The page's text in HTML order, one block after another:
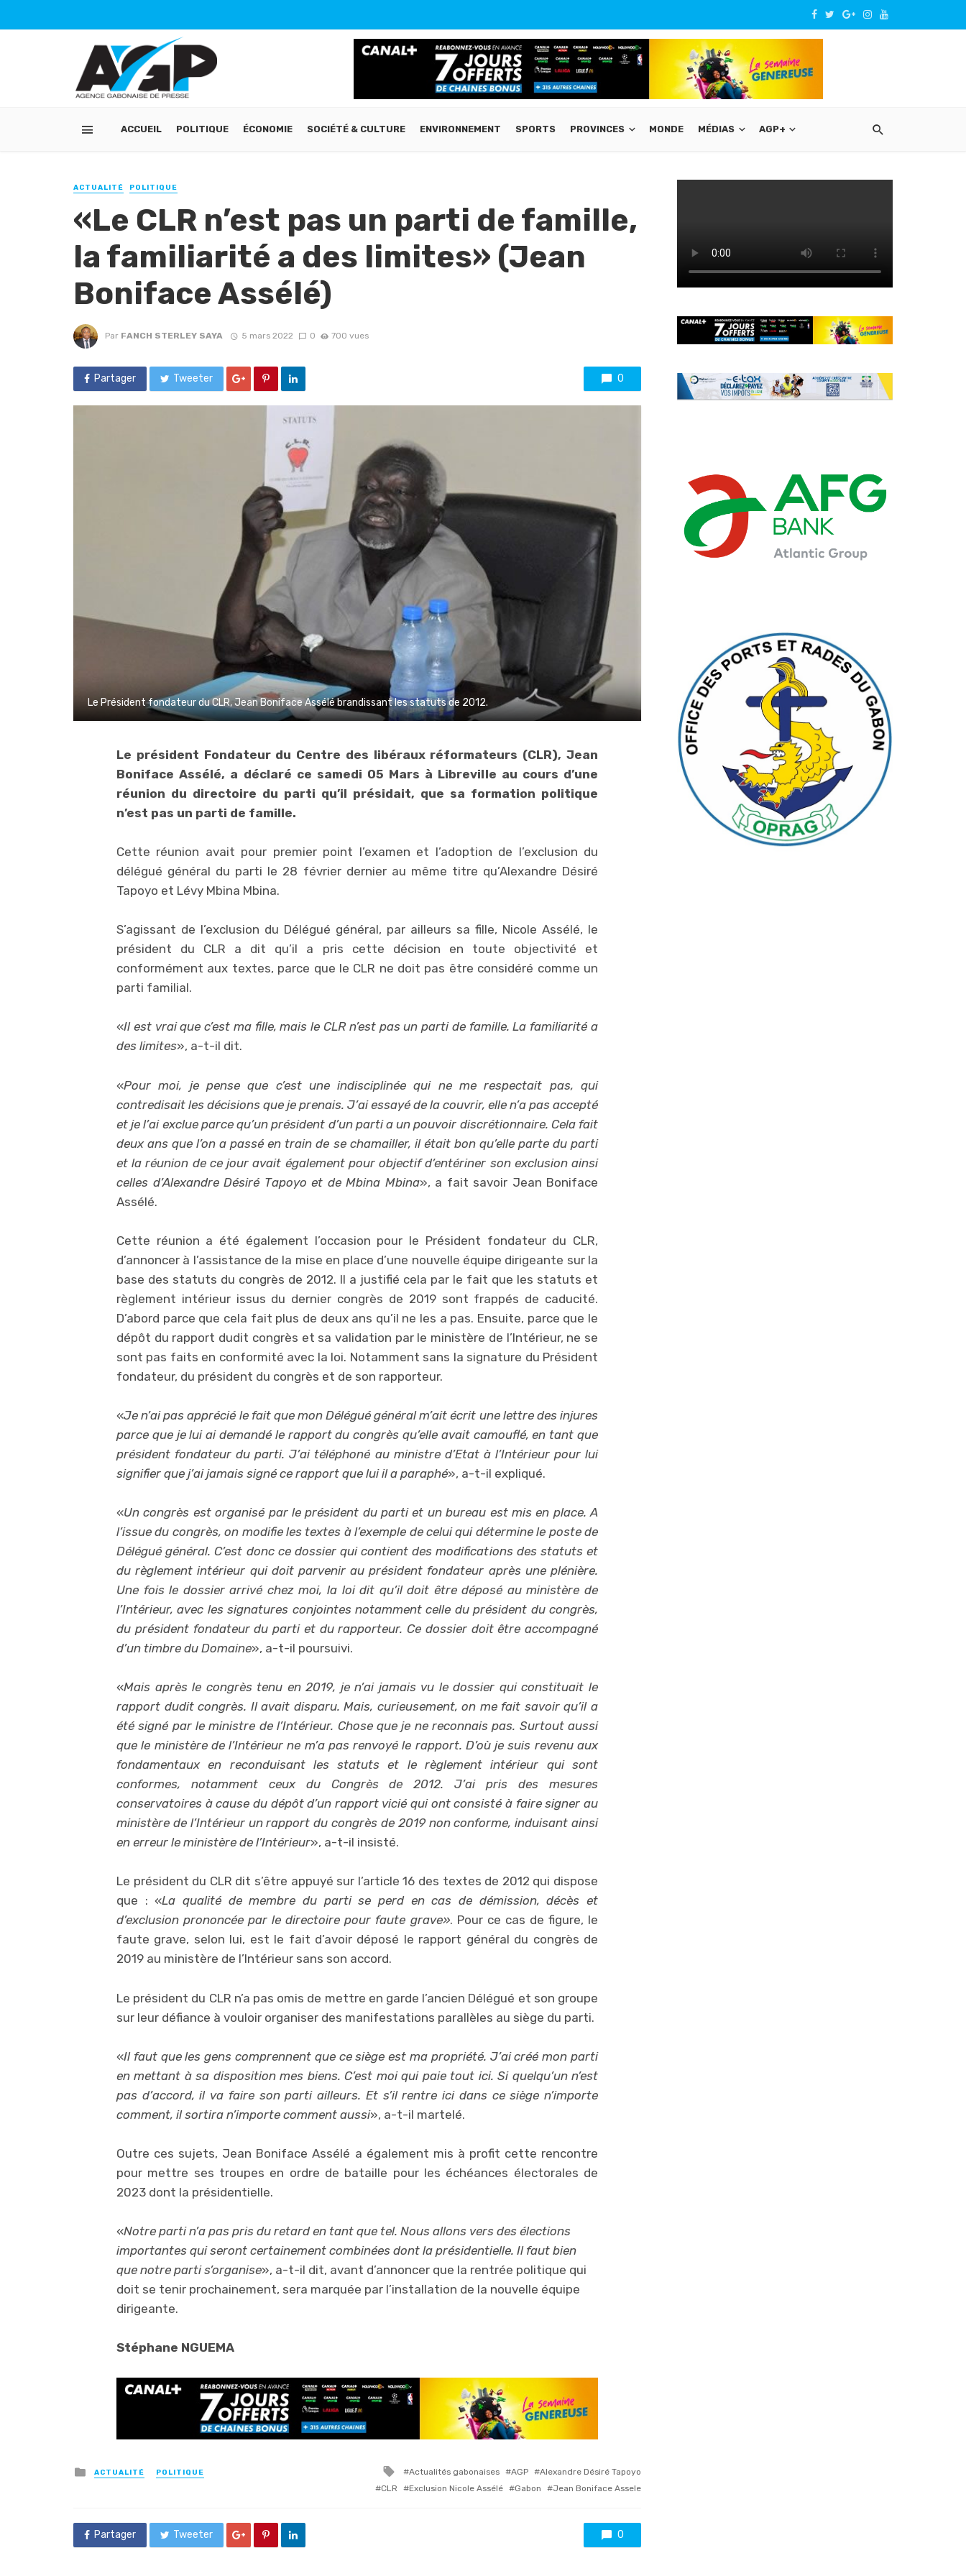
ACCUEIL POLITIQUE ÉCONOMIE SOCIÉTÉ & CULTURE ENVIRONNEMENT SPORTS PROVINCES MONDE MÉDIAS AGP+
ACTUALITÉ POLITIQUE
«Le CLR n’est pas un parti de famille,
la familiarité a des limites» (Jean
Boniface Assélé)
Par FANCH STERLEY SAYA 5 mars 2022 0 700 vues
Partager Tweeter 0
Le Président fondateur du CLR, Jean Boniface Assélé brandissant les statuts de 2012.
Le président Fondateur du Centre des libéraux réformateurs (CLR), Jean
Boniface Assélé, a déclaré ce samedi 05 Mars à Libreville au cours d’une
réunion du directoire du parti qu’il présidait, que sa formation politique
n’est pas un parti de famille.
Cette réunion avait pour premier point l’examen et l’adoption de l’exclusion du
délégué général du parti le 28 février dernier au même titre qu’Alexandre Désiré
Tapoyo et Lévy Mbina Mbina.
S’agissant de l’exclusion du Délégué général, par ailleurs sa fille, Nicole Assélé, le
président du CLR a dit qu’il a pris cette décision en toute objectivité et
conformément aux textes, parce que le CLR ne doit pas être considéré comme un
parti familial.
«Il est vrai que c’est ma fille, mais le CLR n’est pas un parti de famille. La familiarité a
des limites», a-t-il dit.
«Pour moi, je pense que c’est une indisciplinée qui ne me respectait pas, qui
contredisait les décisions que je prenais. J’ai essayé de la couvrir, elle n’a pas accepté
et je l’ai exclue parce qu’un président d’un parti a un pouvoir discrétionnaire. Cela fait
deux ans que l’on a passé en train de se chamailler, il était bon qu’elle parte du parti
et la réunion de ce jour avait également pour objectif d’entériner son exclusion ainsi
celles d’Alexandre Désiré Tapoyo et de Mbina Mbina», a fait savoir Jean Boniface
Assélé.
Cette réunion a été également l’occasion pour le Président fondateur du CLR,
d’annoncer à l’assistance de la mise en place d’une nouvelle équipe dirigeante sur la
base des statuts du congrès de 2012. Il a justifié cela par le fait que les statuts et
règlement intérieur issus du dernier congrès de 2019 sont frappés de caducité.
D’abord parce que cela fait plus de deux ans qu’il ne les a pas. Ensuite, parce que le
dépôt du rapport dudit congrès et sa validation par le ministère de l’Intérieur, ne se
sont pas faits en conformité avec la loi. Notamment sans la signature du Président
fondateur, du président du congrès et de son rapporteur.
«Je n’ai pas apprécié le fait que mon Délégué général m’ait écrit une lettre des injures
parce que je lui ai demandé le rapport du congrès qu’elle avait camouflé, en tant que
président fondateur du parti. J’ai téléphoné au ministre d’Etat à l’Intérieur pour lui
signifier que j’ai jamais signé ce rapport que lui il a paraphé», a-t-il expliqué.
«Un congrès est organisé par le président du parti et un bureau est mis en place. A
l’issue du congrès, on modifie les textes à l’exemple de celui qui détermine le poste de
Délégué général. C’est donc ce dossier qui contient des modifications des statuts et
du règlement intérieur qui doit parvenir au président fondateur après une plénière.
Une fois le dossier arrivé chez moi, la loi dit qu’il doit être déposé au ministère de
l’Intérieur, avec les signatures conjointes notamment celle du président du congrès,
du président fondateur du parti et du rapporteur. Ce dossier doit être accompagné
d’un timbre du Domaine», a-t-il poursuivi.
«Mais après le congrès tenu en 2019, je n’ai jamais vu le dossier qui constituait le
rapport dudit congrès. Il avait disparu. Mais, curieusement, on me fait savoir qu’il a
été signé par le ministre de l’Intérieur. Chose que je ne reconnais pas. Surtout aussi
que le ministère de l’Intérieur ne m’a pas renvoyé le rapport. D’où je suis revenu aux
fondamentaux en reconduisant les statuts et le règlement intérieur qui sont
conformes, notamment ceux du Congrès de 2012. J’ai pris des mesures
conservatoires à cause du dépôt d’un rapport vicié qui ont consisté à faire signer au
ministère de l’Intérieur un rapport du congrès de 2019 non conforme, induisant ainsi
en erreur le ministère de l’Intérieur», a-t-il insisté.
Le président du CLR dit s’être appuyé sur l’article 16 des textes de 2012 qui dispose
que : «La qualité de membre du parti se perd en cas de démission, décès et
d’exclusion prononcée par le directoire pour faute grave». Pour ce cas de figure, le
faute grave, selon lui, est le fait d’avoir déposé le rapport général du congrès de
2019 au ministère de l’Intérieur sans son accord.
Le président du CLR n’a pas omis de mettre en garde l’ancien Délégué et son groupe
sur leur défiance à vouloir organiser des manifestations parallèles au siège du parti.
«Il faut que les gens comprennent que ce siège est ma propriété. J’ai créé mon parti
en mettant à sa disposition mes biens. C’est moi qui paie tout ici. Si quelqu’un n’est
pas d’accord, il va faire son parti ailleurs. Et s’il rentre ici dans ce siège n’importe
comment, il sortira n’importe comment aussi», a-t-il martelé.
Outre ces sujets, Jean Boniface Assélé a également mis à profit cette rencontre
pour mettre ses troupes en ordre de bataille pour les échéances électorales de
2023 dont la présidentielle.
«Notre parti n’a pas pris du retard en tant que tel. Nous allons vers des élections
importantes qui seront certainement combinées dont la présidentielle. Il faut bien
que notre parti s’organise», a-t-il dit, avant d’annoncer que la rentrée politique qui
doit se tenir prochainement, sera marquée par l’installation de la nouvelle équipe
dirigeante.
Stéphane NGUEMA
Posted
in
ACTUALITÉ POLITIQUE
Tagged
with
Actualités gabonaises AGP
Alexandre Désiré Tapoyo
CLR
Exclusion Nicole Assélé Gabon Jean Boniface Assele
Partager Tweeter 0